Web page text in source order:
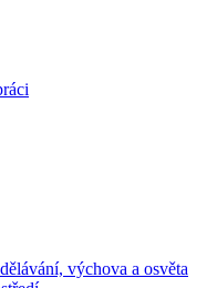
výchova a osvěta